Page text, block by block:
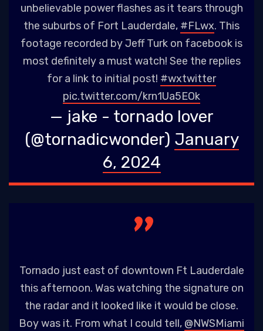
unbelievable power flashes as it tears through
the suburbs of Fort Lauderdale, #FLwx. This
footage recorded by Jeff Turk on facebook is
most definitely a must watch! See the replies
for a link to initial post! #wxtwitter
pic.twitter.com/krn1Ua5EOk
— jake - tornado lover
(@tornadicwonder) January
6, 2024
Tornado just east of downtown Ft Lauderdale
this afternoon. Was watching the signature on
the radar and it looked like it would be close.
Boy was it. From what I could tell, ⁦ @NWSMiami